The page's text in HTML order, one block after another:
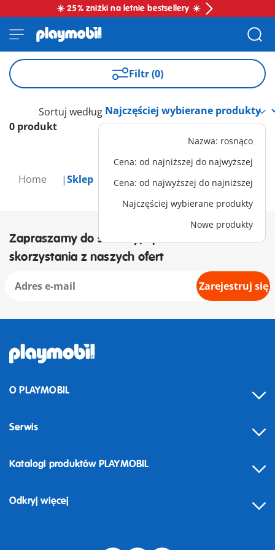
☀️ 25% zniżki na letnie bestsellery ☀️
Home Sklep
Filtr (0)
0 produkt
Sortuj według
Nazwa: rosnąco
Cena: od najniższej do najwyższej
Cena: od najwyższej do najniższej
Najczęściej wybierane produkty
Nowe produkty
Zapraszamy do subskrypcji newslettera i
skorzystania z naszych ofert
Zarejestruj się
O PLAYMOBIL
Serwis
Odstąpienie od umowy
Katalogi produktów PLAYMOBIL
Odkryj więcej